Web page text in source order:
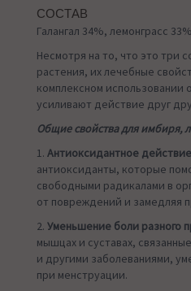
СОСТАВ
Галангал 34%, лемонграсс
Несмотря на то, что это три
растения, их лечебные
комплексном использовании
усиливают действие друг
Общие свойства для имбиря,
1. Антиоксидантное
антиоксиданты, которые
свободными радикалами в
от повреждений и замедляя
2. Уменьшение боли разного
мышцах и суставах,
и другими заболеваниями,
при менструации.